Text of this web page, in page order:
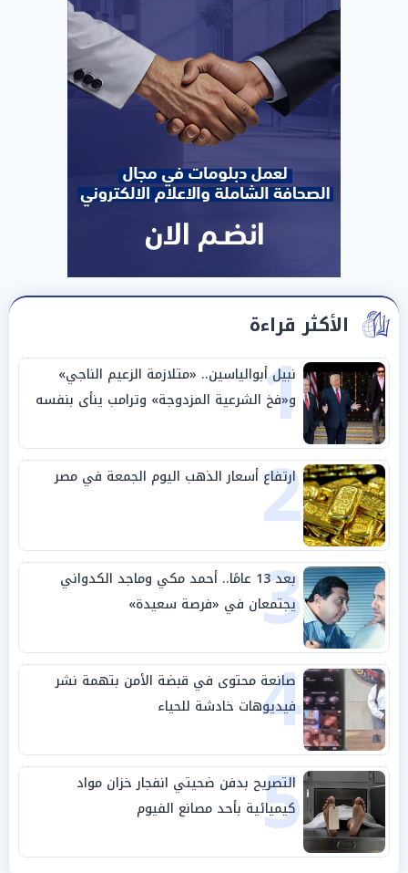
الأكثر قراءة
1
نبيل أبوالياسين.. «متلازمة الزعيم الناجي»
و«فخ الشرعية المزدوجة» وترامب ينأى بنفسه
وحليفه في «ميتم استراتيجي»
2
ارتفاع أسعار الذهب اليوم الجمعة في مصر
3 بعد 13 عامًا.. أحمد مكي وماجد الكدواني
يجتمعان في «فرصة سعيدة»
4
صانعة محتوى في قبضة الأمن بتهمة نشر
فيديوهات خادشة للحياء
5
التصريح بدفن ضحيتي انفجار خزان مواد
كيميائية بأحد مصانع الفيوم